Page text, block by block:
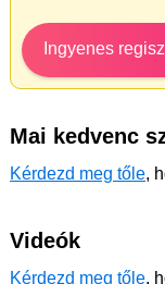
Ingyenes
Mai kedvenc
Kérdezd meg tőle,
Videók
Kérdezd meg tőle,